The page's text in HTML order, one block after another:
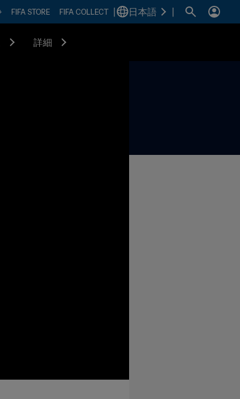
FIFA STORE FIFA COLLECT 日本語
詳細